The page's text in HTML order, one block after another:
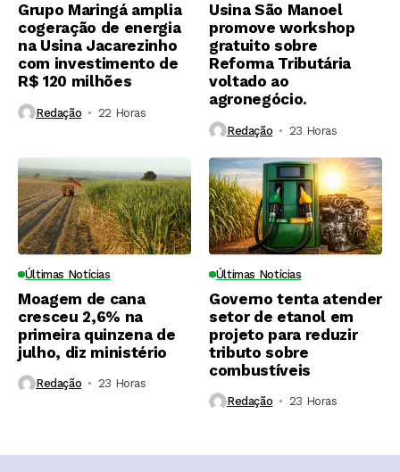
Grupo Maringá amplia
cogeração de energia
na Usina Jacarezinho
com investimento de
R$ 120 milhões
Redação 22 Horas ⁮
Usina São Manoel
promove workshop
gratuito sobre
Reforma Tributária
voltado ao
agronegócio.
Redação 23 Horas ⁮
Últimas Notícias
Moagem de cana
cresceu 2,6% na
primeira quinzena de
julho, diz ministério
Redação 23 Horas ⁮
Últimas Notícias
Governo tenta atender
setor de etanol em
projeto para reduzir
tributo sobre
combustíveis
Redação 23 Horas ⁮